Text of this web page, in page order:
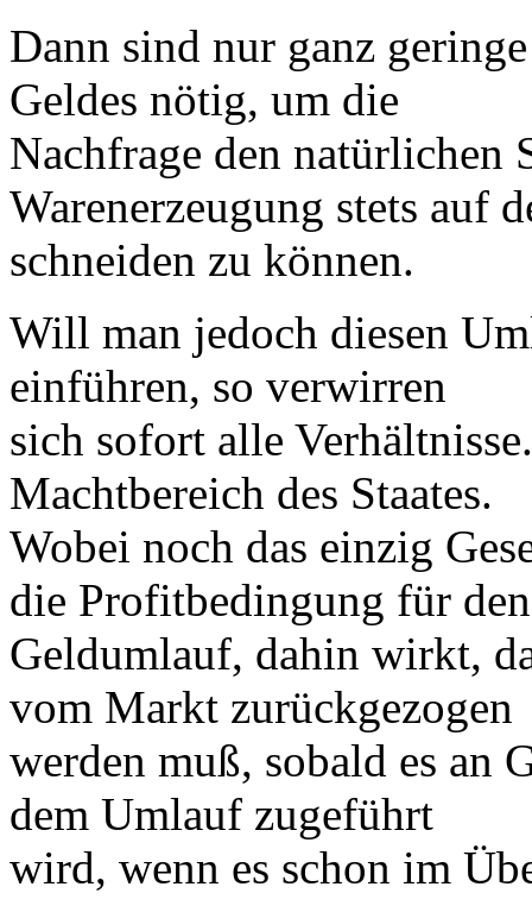
Dann sind nur ganz
Geldes nötig, um die
Nachfrage den natürlichen
Warenerzeugung stets auf
schneiden zu können.
Will man jedoch diesen
einführen, so verwirren
sich sofort alle
Machtbereich des Staates.
Wobei noch das einzig
die Profitbedingung für den
Geldumlauf, dahin wirkt,
vom Markt zurückgezogen
werden muß, sobald es an
dem Umlauf zugeführt
wird, wenn es schon im